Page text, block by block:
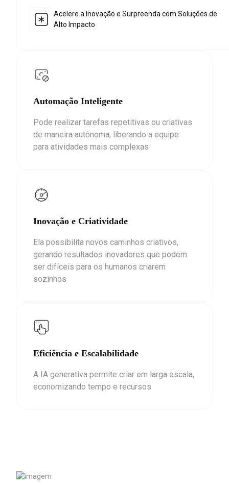
Acelere a Inovação e Surpreenda com Soluções de
Alto Impacto
Automação Inteligente
Pode realizar tarefas repetitivas ou criativas
de maneira autônoma, liberando a equipe
para atividades mais complexas
Inovação e Criatividade
Ela possibilita novos caminhos criativos,
gerando resultados inovadores que podem
ser difíceis para os humanos criarem
sozinhos
Eficiência e Escalabilidade
A IA generativa permite criar em larga escala,
economizando tempo e recursos